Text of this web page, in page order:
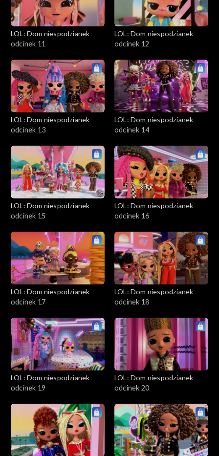
LOL: Dom niespodzianek
odcinek 11
LOL: Dom niespodzianek
odcinek 12
LOL: Dom niespodzianek
odcinek 13
LOL: Dom niespodzianek
odcinek 14
LOL: Dom niespodzianek
odcinek 15
LOL: Dom niespodzianek
odcinek 16
LOL: Dom niespodzianek
odcinek 17
LOL: Dom niespodzianek
odcinek 18
LOL: Dom niespodzianek
odcinek 19
LOL: Dom niespodzianek
odcinek 20